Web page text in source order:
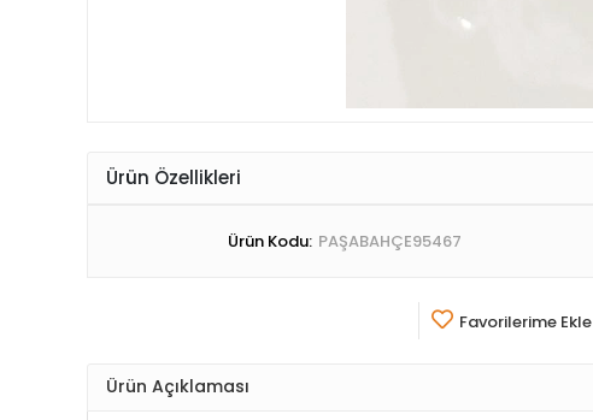
Ürün Özellikleri
Ürün Kodu: PAŞABAHÇE95467
Favorilerime Ekle
Ürün Açıklaması